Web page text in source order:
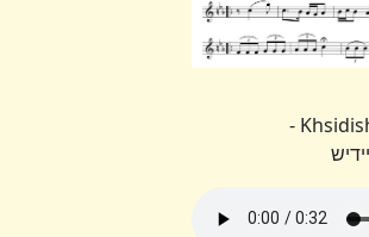
Khsidish un yidish -